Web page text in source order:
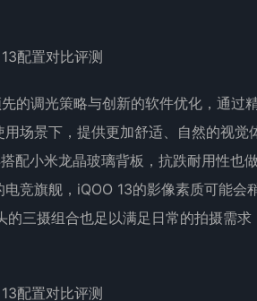
的调光策略与创新的软件优化，通过
场景下，提供更加舒适、自然的视觉
配小米龙晶玻璃背板，抗跌耐用性也
竞旗舰，iQOO 13的影像素质可能会
三摄组合也足以满足日常的拍摄需求